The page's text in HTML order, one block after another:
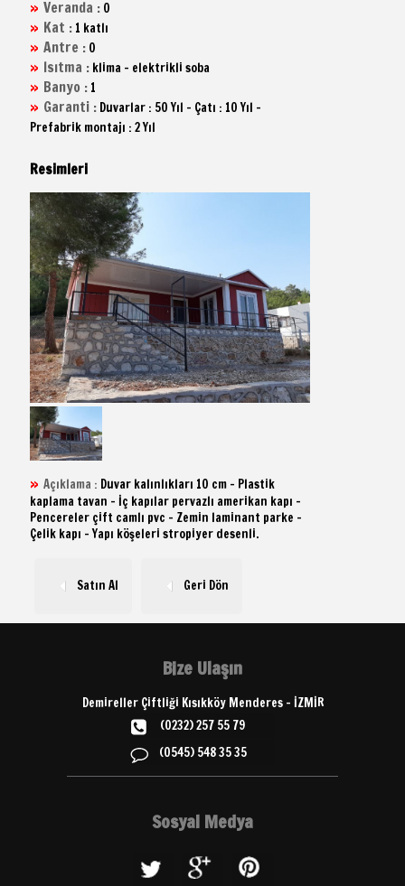
Veranda :0
Kat :1 katlı
Antre :0
Isıtma :klima - elektrikli soba
Banyo :1
Garanti :Duvarlar : 50 Yıl - Çatı : 10 Yıl -
Prefabrik montajı : 2 Yıl
Resimleri
Açıklama : Duvar kalınlıkları 10 cm - Plastik
kaplama tavan - İç kapılar pervazlı amerikan kapı -
Pencereler çift camlı pvc - Zemin laminant parke -
Çelik kapı - Yapı köşeleri stropiyer desenli.
Satın Al Geri Dön
Bize Ulaşın
Demireller Çiftliği Kısıkköy Menderes - İZMİR
(0232) 257 55 79
(0545) 548 35 35
Sosyal Medya